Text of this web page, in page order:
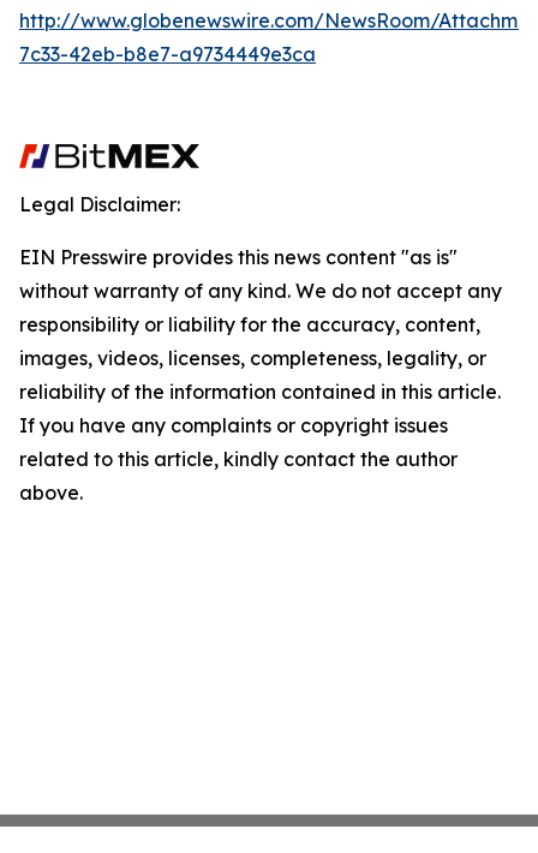
http://www.globenewswire.com/NewsRoom/
7c33-42eb-b8e7-a9734449e3ca
Legal Disclaimer:
EIN Presswire provides this news content "as is"
without warranty of any kind. We do not accept any
responsibility or liability for the accuracy, content,
images, videos, licenses, completeness, legality, or
reliability of the information contained in this article.
If you have any complaints or copyright issues
related to this article, kindly contact the author
above.